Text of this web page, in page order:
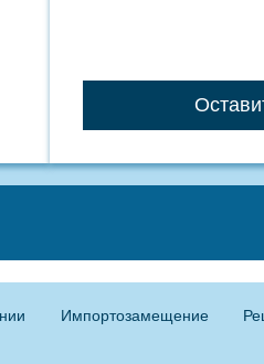
Импортозамещение